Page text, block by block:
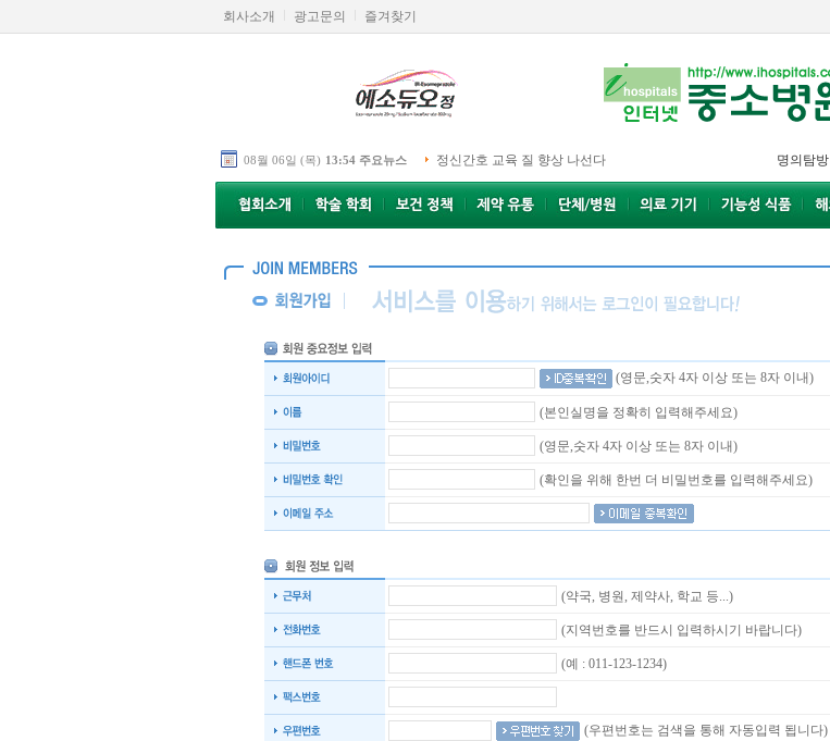
회사소개 광고문의 즐겨찾기
08월 06일 (목) 13:54 주요뉴스 정신간호 교육 질 향상 나선다 명의탐방
(영문,숫자 4자 이상 또는 8자 이내)
(본인실명을 정확히 입력해주세요)
(영문,숫자 4자 이상 또는 8자 이내)
(확인을 위해 한번 더 비밀번호를 입력해주세요)
(약국, 병원, 제약사, 학교 등...)
(지역번호를 반드시 입력하시기 바랍니다)
(예 : 011-123-1234)
(우편번호는 검색을 통해 자동입력 됩니다)